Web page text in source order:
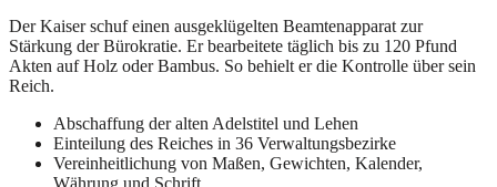
Der Kaiser schuf einen ausgeklügelten Beamtenapparat zur
Stärkung der Bürokratie. Er bearbeitete täglich bis zu 120 Pfund
Akten auf Holz oder Bambus. So behielt er die Kontrolle über sein
Reich.
Abschaffung der alten Adelstitel und Lehen
Einteilung des Reiches in 36 Verwaltungsbezirke
Vereinheitlichung von Maßen, Gewichten, Kalender,
Währung und Schrift